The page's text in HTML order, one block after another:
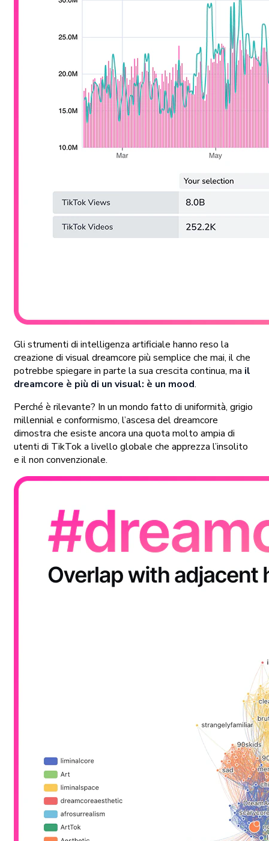
Gli strumenti di intelligenza artificiale hanno reso la
creazione di visual dreamcore più semplice che mai, il che
potrebbe spiegare in parte la sua crescita continua, ma il
dreamcore è più di un visual: è un mood.
Perché è rilevante? In un mondo fatto di uniformità, grigio
millennial e conformismo, l’ascesa del dreamcore
dimostra che esiste ancora una quota molto ampia di
utenti di TikTok a livello globale che apprezza l’insolito
e il non convenzionale.